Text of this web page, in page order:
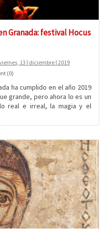
Granada: festival Hocus
13 | diciembre | 2019
(0)
ha cumplido en el año 2019
grande, pero ahora lo es un
real e irreal, la magia y el